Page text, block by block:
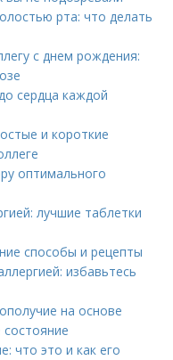
рта: что делать
с днем рождения:
сердца каждой
и короткие
оптимального
лучшие таблетки
способы и рецепты
избавьтесь
на основе
что это и как его